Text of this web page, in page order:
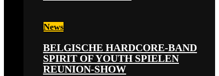
News
BELGISCHE HARDCORE-BAND
SPIRIT OF YOUTH SPIELEN
REUNION-SHOW